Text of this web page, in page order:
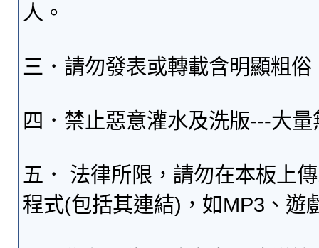
人。
三．請勿發表或轉載含明顯粗
四．禁止惡意灌水及洗版---大
五． 法律所限，請勿在本板上
程式(包括其連結)，如MP3、遊